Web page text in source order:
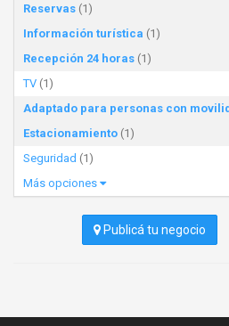
Reservas (1)
Información turística (1)
Recepción 24 horas (1)
TV (1)
Estacionamiento (1)
Seguridad (1)
Más opciones
Publicá tu negocio